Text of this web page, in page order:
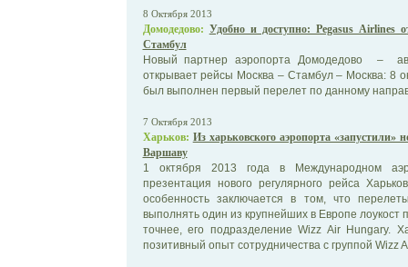
8 Октября 2013
Домодедово: Удобно и доступно: Pegasus Airlines
Стамбул
Новый партнер аэропорта Домодедово –
открывает рейсы Москва – Стамбул – Москва: 8
был выполнен первый перелет по данному
7 Октября 2013
Харьков: Из харьковского аэропорта «запустили»
Варшаву
1 октября 2013 года в Международном
презентация нового регулярного рейса
особенность заключается в том, что
выполнять один из крупнейших в Европе лоукост
точнее, его подразделение Wizz Air Hungary.
позитивный опыт сотрудничества с группой Wizz